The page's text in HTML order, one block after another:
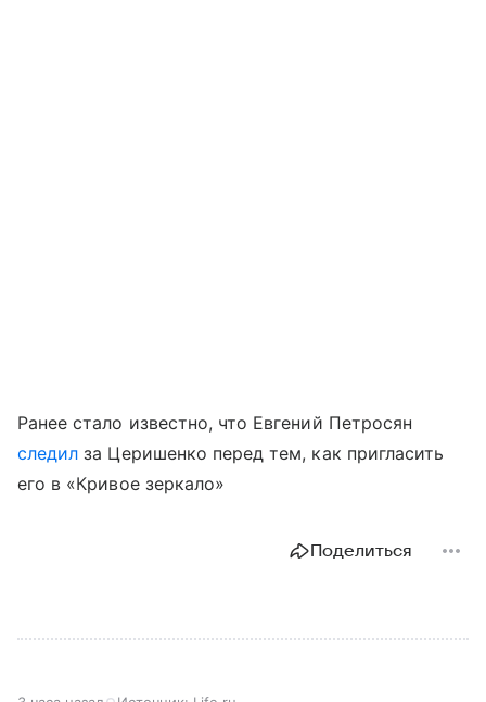
Ранее стало известно, что Евгений Петросян
следил за Церишенко перед тем, как пригласить
его в «Кривое зеркало»
Поделиться